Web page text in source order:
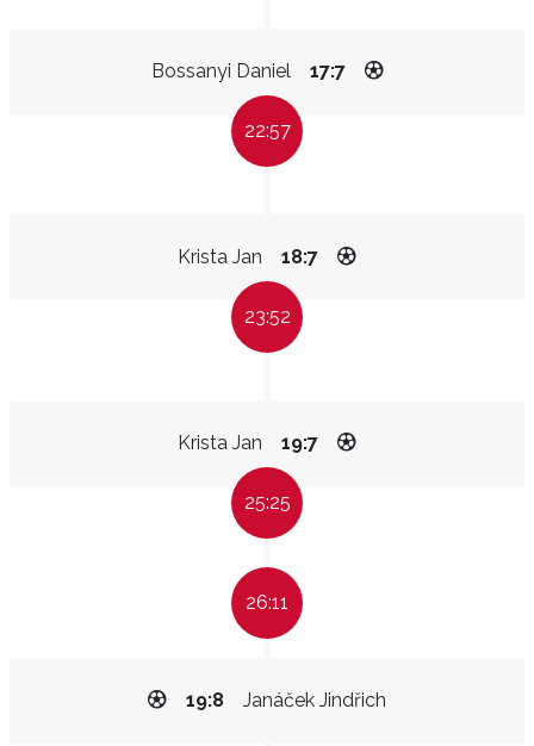
Bossanyi Daniel 17:7
22:57
Krista Jan 18:7
23:52
Krista Jan 19:7
25:25
26:11
Janáček Jindřich
19:8